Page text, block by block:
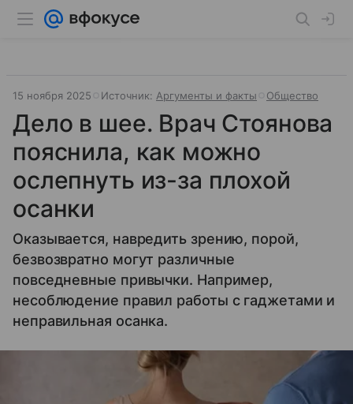
15 ноября 2025 Источник: Аргументы и факты Общество
Дело в шее. Врач Стоянова
пояснила, как можно
ослепнуть из-за плохой
осанки
Оказывается, навредить зрению, порой,
безвозвратно могут различные
повседневные привычки. Например,
несоблюдение правил работы с гаджетами и
неправильная осанка.